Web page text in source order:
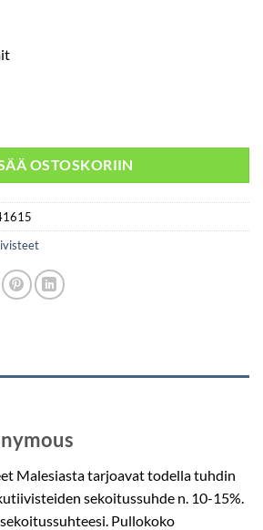
OSTOSKORIIN
Malesiasta tarjoavat todella tuhdin
sekoitussuhde n. 10-15%.
Pullokoko